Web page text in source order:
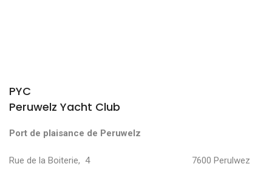
PYC
Peruwelz Yacht Club
Port de plaisance de Peruwelz
Rue de la Boiterie, 4 7600 Perulwez